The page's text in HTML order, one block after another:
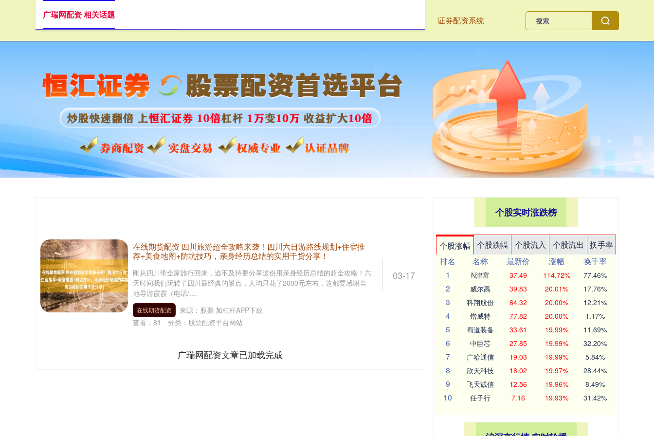
证券配资系统
广瑞网配资 相关话题
03-17
在线期货配资 四川旅游超全攻略来袭！四川六日游路线规划+住宿推
荐+美食地图+防坑技巧，亲身经历总结的实用干货分享！
刚从四川带全家旅行回来，迫不及待要分享这份用亲身经历总结的超全攻略！六
天时间我们玩转了四川最经典的景点，人均只花了2000元左右，这都要感谢当
地导游霞霞（电话/....
在线期货配资
来源：股票 加杠杆APP下载
查看： 81 分类： 股票配资平台网站
广瑞网配资文章已加载完成
个股实时涨跌榜
个股涨幅 个股跌幅 个股流入 个股流出
换手率
排名
名称 最新价 涨幅
换手率
1
N津富 37.49 114.72% 77.46%
2 威尔高 39.83 20.01% 17.76%
3 科翔股份 64.32 20.00% 12.21%
4 锴威特 77.82 20.00% 1.17%
5 蜀道装备 33.61 19.99% 11.69%
6 中巨芯 27.85 19.99% 32.20%
7 广哈通信 19.03 19.99% 5.84%
8 欣天科技 18.02 19.97% 28.44%
9 飞天诚信 12.56 19.96% 8.49%
10 任子行 7.16 19.93% 31.42%